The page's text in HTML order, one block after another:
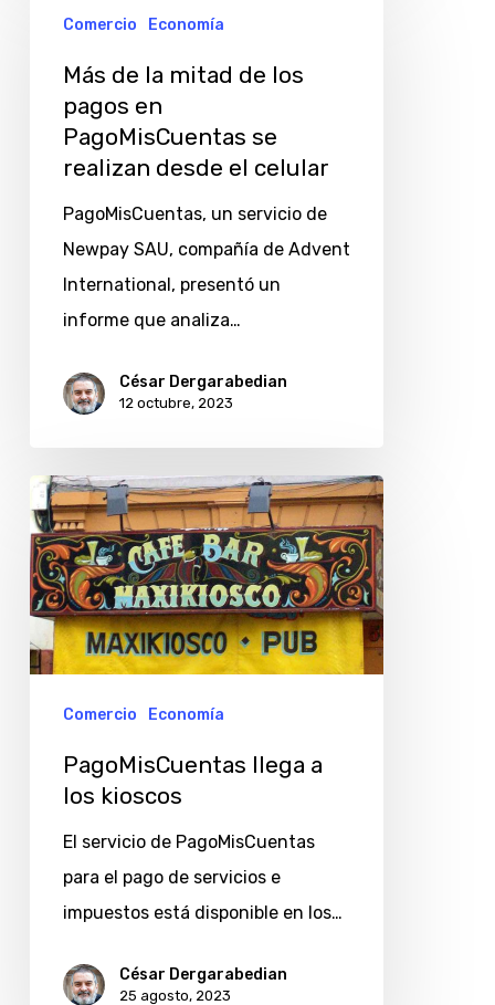
mitad
desde
celular
Comercio Economía
Más de la mitad de los
pagos en
PagoMisCuentas se
realizan desde el celular
PagoMisCuentas, un servicio de
Newpay SAU, compañía de Advent
International, presentó un
informe que analiza…
César Dergarabedian
12 octubre, 2023
PagoMisCuentas
llega
a
los
kioscos
Comercio Economía
PagoMisCuentas llega a
los kioscos
El servicio de PagoMisCuentas
para el pago de servicios e
impuestos está disponible en los…
César Dergarabedian
25 agosto, 2023